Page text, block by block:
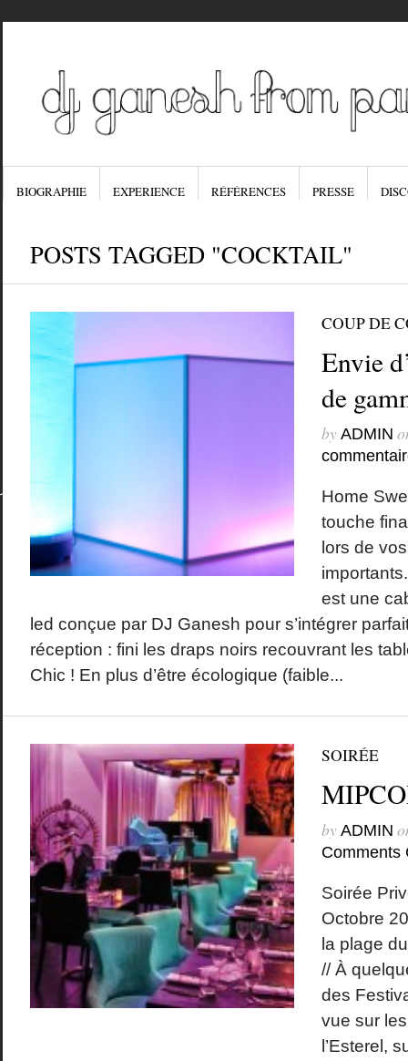
BIOGRAPHIE EXPERIENCE RÉFÉRENCES PRESSE
POSTS TAGGED "COCKTAIL"
COUP DE
Envie
de
by ADMIN
Home
touche
lors de
est une
led conçue par DJ Ganesh pour s’intégrer
réception : fini les draps noirs recouvrant les
Chic ! En plus d’être écologique (faible...
SOIRÉE
by ADMIN
Comments
Soirée
Octobre
la plage
// À
des
vue sur
l’Esterel,